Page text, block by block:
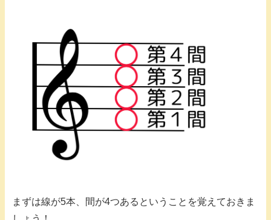
まずは線が5本、間が4つあるということを覚えておきま